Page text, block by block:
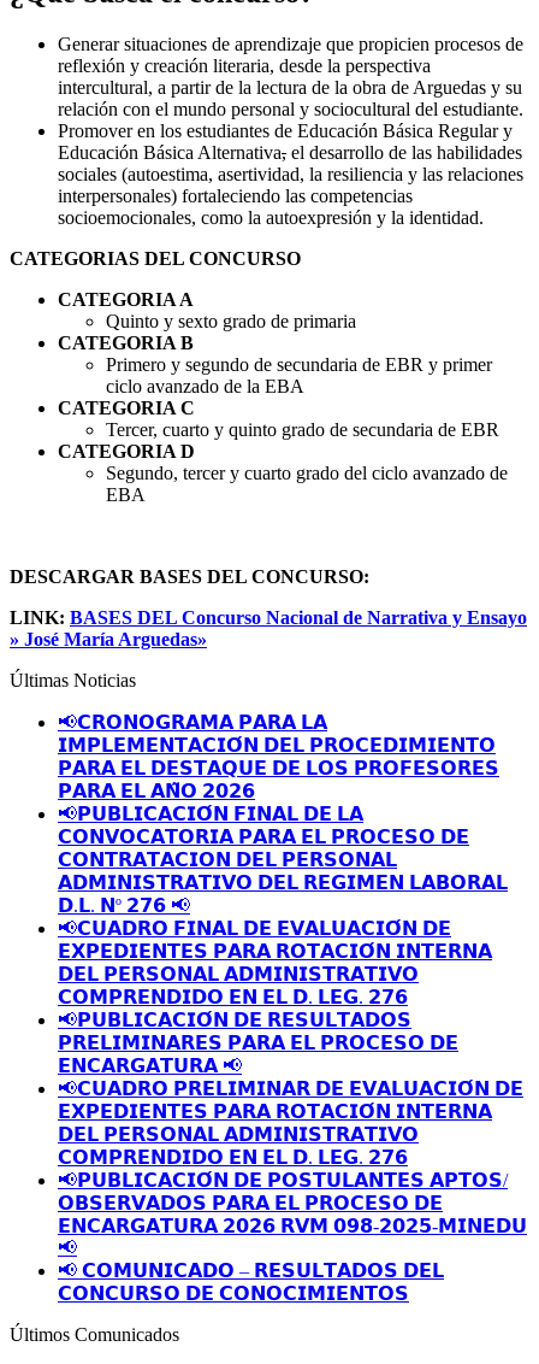
Generar situaciones de aprendizaje que propicien procesos de
reflexión y creación literaria, desde la perspectiva
intercultural, a partir de la lectura de la obra de Arguedas y su
relación con el mundo personal y sociocultural del estudiante.
Promover en los estudiantes de Educación Básica Regular y
Educación Básica Alternativa, el desarrollo de las habilidades
sociales (autoestima, asertividad, la resiliencia y las relaciones
interpersonales) fortaleciendo las competencias
socioemocionales, como la autoexpresión y la identidad.
CATEGORIAS DEL CONCURSO
CATEGORIA A
Quinto y sexto grado de primaria
CATEGORIA B
Primero y segundo de secundaria de EBR y primer
ciclo avanzado de la EBA
CATEGORIA C
Tercer, cuarto y quinto grado de secundaria de EBR
CATEGORIA D
Segundo, tercer y cuarto grado del ciclo avanzado de
EBA
DESCARGAR BASES DEL CONCURSO:
LINK: BASES DEL Concurso Nacional de Narrativa y Ensayo
» José María Arguedas»
Últimas Noticias
📢𝗖𝗥𝗢𝗡𝗢𝗚𝗥𝗔𝗠𝗔 𝗣𝗔𝗥𝗔 𝗟𝗔
𝗜𝗠𝗣𝗟𝗘𝗠𝗘𝗡𝗧𝗔𝗖𝗜𝗢́𝗡 𝗗𝗘𝗟 𝗣𝗥𝗢𝗖𝗘𝗗𝗜𝗠𝗜𝗘𝗡𝗧𝗢
𝗣𝗔𝗥𝗔 𝗘𝗟 𝗗𝗘𝗦𝗧𝗔𝗤𝗨𝗘 𝗗𝗘 𝗟𝗢𝗦 𝗣𝗥𝗢𝗙𝗘𝗦𝗢𝗥𝗘𝗦
𝗣𝗔𝗥𝗔 𝗘𝗟 𝗔𝗡̃𝗢 𝟮𝟬𝟮𝟲
📢𝗣𝗨𝗕𝗟𝗜𝗖𝗔𝗖𝗜𝗢́𝗡 𝗙𝗜𝗡𝗔𝗟 𝗗𝗘 𝗟𝗔
𝗖𝗢𝗡𝗩𝗢𝗖𝗔𝗧𝗢𝗥𝗜𝗔 𝗣𝗔𝗥𝗔 𝗘𝗟 𝗣𝗥𝗢𝗖𝗘𝗦𝗢 𝗗𝗘
𝗖𝗢𝗡𝗧𝗥𝗔𝗧𝗔𝗖𝗜𝗢𝗡 𝗗𝗘𝗟 𝗣𝗘𝗥𝗦𝗢𝗡𝗔𝗟
𝗔𝗗𝗠𝗜𝗡𝗜𝗦𝗧𝗥𝗔𝗧𝗜𝗩𝗢 𝗗𝗘𝗟 𝗥𝗘𝗚𝗜𝗠𝗘𝗡 𝗟𝗔𝗕𝗢𝗥𝗔𝗟
𝗗.𝗟. 𝗡º 𝟮𝟳𝟲 📢
📢𝗖𝗨𝗔𝗗𝗥𝗢 𝗙𝗜𝗡𝗔𝗟 𝗗𝗘 𝗘𝗩𝗔𝗟𝗨𝗔𝗖𝗜𝗢́𝗡 𝗗𝗘
𝗘𝗫𝗣𝗘𝗗𝗜𝗘𝗡𝗧𝗘𝗦 𝗣𝗔𝗥𝗔 𝗥𝗢𝗧𝗔𝗖𝗜𝗢́𝗡 𝗜𝗡𝗧𝗘𝗥𝗡𝗔
𝗗𝗘𝗟 𝗣𝗘𝗥𝗦𝗢𝗡𝗔𝗟 𝗔𝗗𝗠𝗜𝗡𝗜𝗦𝗧𝗥𝗔𝗧𝗜𝗩𝗢
𝗖𝗢𝗠𝗣𝗥𝗘𝗡𝗗𝗜𝗗𝗢 𝗘𝗡 𝗘𝗟 𝗗. 𝗟𝗘𝗚. 𝟮𝟳𝟲
📢𝗣𝗨𝗕𝗟𝗜𝗖𝗔𝗖𝗜𝗢́𝗡 𝗗𝗘 𝗥𝗘𝗦𝗨𝗟𝗧𝗔𝗗𝗢𝗦
𝗣𝗥𝗘𝗟𝗜𝗠𝗜𝗡𝗔𝗥𝗘𝗦 𝗣𝗔𝗥𝗔 𝗘𝗟 𝗣𝗥𝗢𝗖𝗘𝗦𝗢 𝗗𝗘
𝗘𝗡𝗖𝗔𝗥𝗚𝗔𝗧𝗨𝗥𝗔 📢
📢𝗖𝗨𝗔𝗗𝗥𝗢 𝗣𝗥𝗘𝗟𝗜𝗠𝗜𝗡𝗔𝗥 𝗗𝗘 𝗘𝗩𝗔𝗟𝗨𝗔𝗖𝗜𝗢́𝗡 𝗗𝗘
𝗘𝗫𝗣𝗘𝗗𝗜𝗘𝗡𝗧𝗘𝗦 𝗣𝗔𝗥𝗔 𝗥𝗢𝗧𝗔𝗖𝗜𝗢́𝗡 𝗜𝗡𝗧𝗘𝗥𝗡𝗔
𝗗𝗘𝗟 𝗣𝗘𝗥𝗦𝗢𝗡𝗔𝗟 𝗔𝗗𝗠𝗜𝗡𝗜𝗦𝗧𝗥𝗔𝗧𝗜𝗩𝗢
𝗖𝗢𝗠𝗣𝗥𝗘𝗡𝗗𝗜𝗗𝗢 𝗘𝗡 𝗘𝗟 𝗗. 𝗟𝗘𝗚. 𝟮𝟳𝟲
📢𝗣𝗨𝗕𝗟𝗜𝗖𝗔𝗖𝗜𝗢́𝗡 𝗗𝗘 𝗣𝗢𝗦𝗧𝗨𝗟𝗔𝗡𝗧𝗘𝗦 𝗔𝗣𝗧𝗢𝗦/
𝗢𝗕𝗦𝗘𝗥𝗩𝗔𝗗𝗢𝗦 𝗣𝗔𝗥𝗔 𝗘𝗟 𝗣𝗥𝗢𝗖𝗘𝗦𝗢 𝗗𝗘
𝗘𝗡𝗖𝗔𝗥𝗚𝗔𝗧𝗨𝗥𝗔 𝟮𝟬𝟮𝟲 𝗥𝗩𝗠 𝟬𝟵𝟴-𝟮𝟬𝟮𝟱-𝗠𝗜𝗡𝗘𝗗𝗨
📢
📢 𝗖𝗢𝗠𝗨𝗡𝗜𝗖𝗔𝗗𝗢 – 𝗥𝗘𝗦𝗨𝗟𝗧𝗔𝗗𝗢𝗦 𝗗𝗘𝗟
𝗖𝗢𝗡𝗖𝗨𝗥𝗦𝗢 𝗗𝗘 𝗖𝗢𝗡𝗢𝗖𝗜𝗠𝗜𝗘𝗡𝗧𝗢𝗦
Últimos Comunicados